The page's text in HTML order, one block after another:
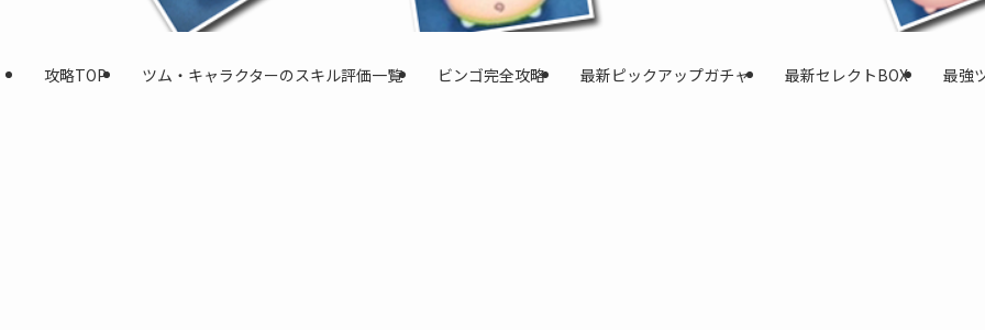
攻略TOP ツム・キャラクターのスキル評価一覧 ビンゴ完全攻略 最新ピックアップガチャ 最新セレクトBOX 最強